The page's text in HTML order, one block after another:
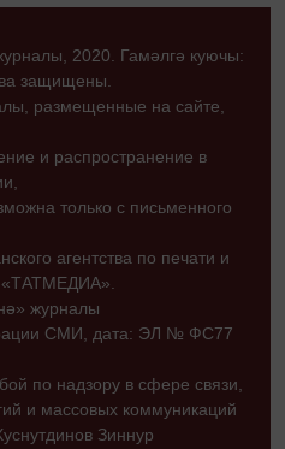
2020. Гамәлгә куючы:
защищены.
размещенные на сайте,
и распространение в
только с письменного
агентства по печати и
«ТАТМЕДИА».
журналы
СМИ, дата: ЭЛ № ФС77
по надзору в сфере связи,
и массовых коммуникаций
Зиннур